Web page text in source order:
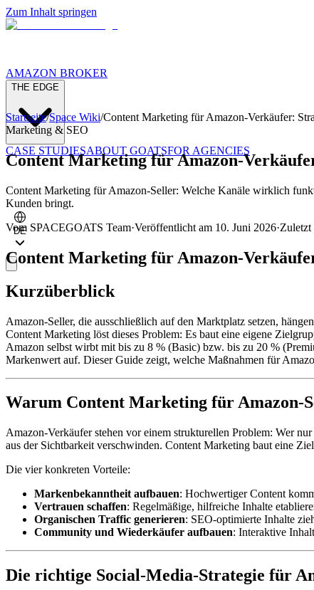
Zum Inhalt springen
AMAZON BROKER
THE EDGE
CASE STUDIESABOUT GOATSFOR AGENCIES
DE
Startseite/Space Wiki/Content Marketing für Amazon-Verkäufer:
Marketing & SEO
Content Marketing für Amazon-
Content Marketing für Amazon-Seller: Welche Kanäle wirklich
Kunden bringt.
Vom SPACEGOATS Team·Veröffentlicht am 10. Juni 2026·Zuletzt
Content Marketing für Amazon-
Kurzüberblick
Amazon-Seller, die ausschließlich auf den Marktplatz setzen,
Content Marketing löst dieses Problem: Es baut eine eigene
Amazon selbst wirbt mit bis zu 8 % (Basic) bzw. bis zu 20 %
Markenwert auf. Dieser Guide zeigt, welche Maßnahmen für
Warum Content Marketing für Amazon-
Amazon-Verkäufer stehen vor einem strukturellen Problem: Wer
aus der Sichtbarkeit verschwinden. Content Marketing baut eine
Die vier konkreten Vorteile:
Markenbekanntheit aufbauen: Hochwertiger Content
Vertrauen schaffen: Regelmäßige, hilfreiche Inhalte
Organischen Traffic generieren: SEO-optimierte Inhalte
Community und Wiederkäufer aufbauen: Interaktive
Die richtige Social-Media-Strategie für